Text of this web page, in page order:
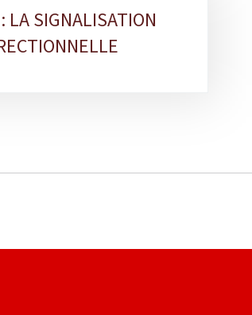
LA SIGNALISATION